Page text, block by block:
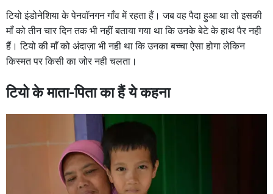
टियो इंडोनेशिया के पेनवॉनगन गाँव में रहता हैं। जब वह पैदा हुआ था तो इसकी
माँ को तीन चार दिन तक भी नहीं बताया गया था कि उनके बेटे के हाथ पैर नही
हैं। टियो की माँ को अंदाज़ा भी नही था कि उनका बच्चा ऐसा होगा लेकिन
किस्मत पर किसी का जोर नही चलता।
टियो के माता-पिता का हैं ये कहना